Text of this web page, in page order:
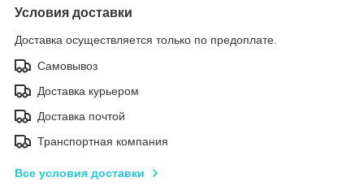
Условия доставки
Доставка осуществляется только по предоплате.
Самовывоз
Доставка курьером
Доставка почтой
Транспортная компания
Все условия доставки